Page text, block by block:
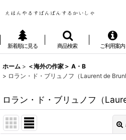
新着順に見る 商品検索 ご利用案内
ホーム > ＜海外の作家＞ A・B
> ロラン・ド・ブリュノフ（Laurent de
ロラン・ド・ブリュノフ（